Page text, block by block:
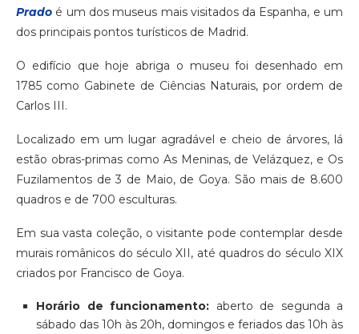
Prado é um dos museus mais visitados da Espanha, e um
dos principais pontos turísticos de Madrid.
O edifício que hoje abriga o museu foi desenhado em
1785 como Gabinete de Ciências Naturais, por ordem de
Carlos III.
Localizado em um lugar agradável e cheio de árvores, lá
estão obras-primas como As Meninas, de Velázquez, e Os
Fuzilamentos de 3 de Maio, de Goya. São mais de 8.600
quadros e de 700 esculturas.
Em sua vasta coleção, o visitante pode contemplar desde
murais românicos do século XII, até quadros do século XIX
criados por Francisco de Goya.
Horário de funcionamento: aberto de segunda a
sábado das 10h às 20h, domingos e feriados das 10h às